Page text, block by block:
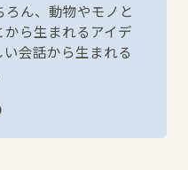
ん、動物やモノと
ら生まれるアイデ
会話から生まれる